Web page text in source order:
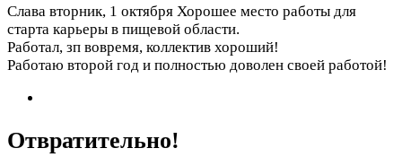
Слава вторник, 1 октября Хорошее место работы для
старта карьеры в пищевой области.
Работал, зп вовремя, коллектив хороший!
Работаю второй год и полностью доволен своей работой!
Отвратительно!